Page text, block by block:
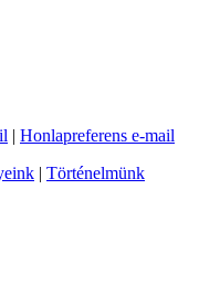
| Honlapreferens e-mail
| Történelmünk